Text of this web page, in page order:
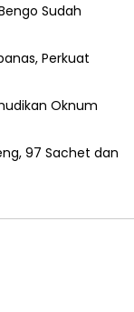
Sudah
Perkuat
Oknum
97 Sachet dan